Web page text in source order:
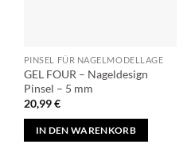
PINSEL FÜR NAGELMODELLAGE
GEL FOUR – Nageldesign
Pinsel – 5 mm
20,99€
IN DEN WARENKORB